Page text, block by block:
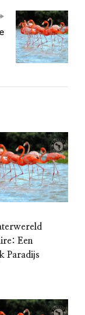
Een
Paradijs